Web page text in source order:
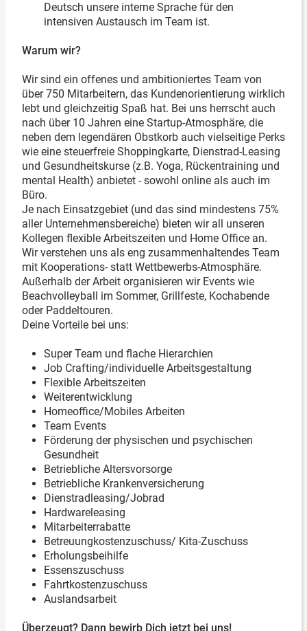
Deutsch unsere interne Sprache für den
intensiven Austausch im Team ist.
Warum wir?
Wir sind ein offenes und ambitioniertes Team von
über 750 Mitarbeitern, das Kundenorientierung wirklich
lebt und gleichzeitig Spaß hat. Bei uns herrscht auch
nach über 10 Jahren eine Startup-Atmosphäre, die
neben dem legendären Obstkorb auch vielseitige Perks
wie eine steuerfreie Shoppingkarte, Dienstrad-Leasing
und Gesundheitskurse (z.B. Yoga, Rückentraining und
mental Health) anbietet - sowohl online als auch im
Büro.
Je nach Einsatzgebiet (und das sind mindestens 75%
aller Unternehmensbereiche) bieten wir all unseren
Kollegen flexible Arbeitszeiten und Home Office an.
Wir verstehen uns als eng zusammenhaltendes Team
mit Kooperations- statt Wettbewerbs-Atmosphäre.
Außerhalb der Arbeit organisieren wir Events wie
Beachvolleyball im Sommer, Grillfeste, Kochabende
oder Paddeltouren.
Deine Vorteile bei uns:
Super Team und flache Hierarchien
Job Crafting/individuelle Arbeitsgestaltung
Flexible Arbeitszeiten
Weiterentwicklung
Homeoffice/Mobiles Arbeiten
Team Events
Förderung der physischen und psychischen
Gesundheit
Betriebliche Altersvorsorge
Betriebliche Krankenversicherung
Dienstradleasing/Jobrad
Hardwareleasing
Mitarbeiterrabatte
Betreuungkostenzuschuss/ Kita-Zuschuss
Erholungsbeihilfe
Essenszuschuss
Fahrtkostenzuschuss
Auslandsarbeit
Überzeugt? Dann bewirb Dich jetzt bei uns!